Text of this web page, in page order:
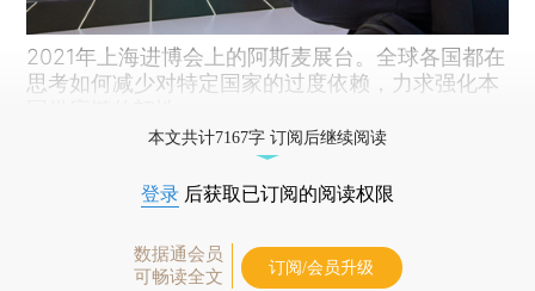
2021年上海进博会上的阿斯麦展台。全球各国都在
思考如何减少对特定国家的过度依赖，力求强化本
本文共计7167字 订阅后继续阅读
登录 后获取已订阅的阅读权限
数据通会员
可畅读全文
订阅/会员升级